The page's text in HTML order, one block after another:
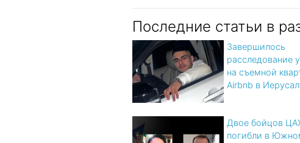
Последние статьи в
Завершилось
расследование
на съемной
Airbnb в
Двое бойцов
погибли в